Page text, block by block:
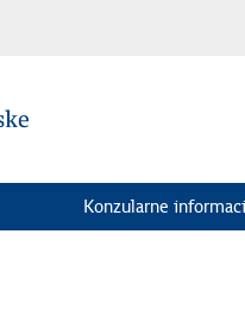
Konzularne